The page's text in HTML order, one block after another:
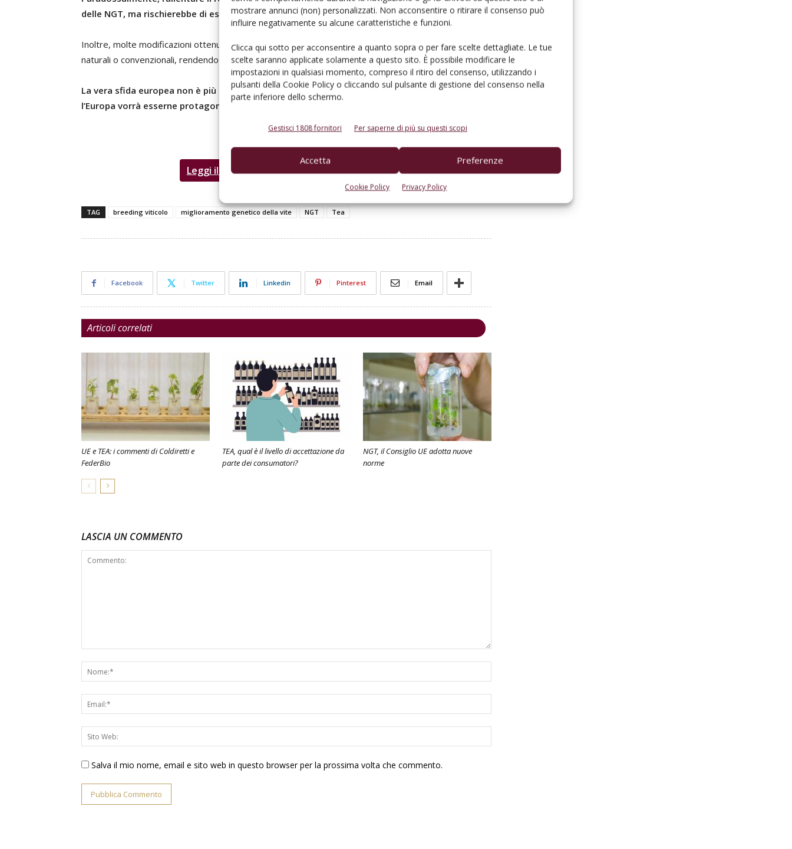
mostrare annunci (non) personalizzati. Non acconsentire o ritirare il consenso può
influire negativamente su alcune caratteristiche e funzioni.
Clicca qui sotto per acconsentire a quanto sopra o per fare scelte dettagliate. Le tue
scelte saranno applicate solamente a questo sito. È possibile modificare le
impostazioni in qualsiasi momento, compreso il ritiro del consenso, utilizzando i
pulsanti della Cookie Policy o cliccando sul pulsante di gestione del consenso nella
parte inferiore dello schermo.
Gestisci 1808 fornitori Per saperne di più su questi scopi
Accetta Preferenze
Cookie Policy Privacy Policy
delle NGT, ma rischierebbe di escludere l’Europa dalla loro governance scientifica e produttiva.
Inoltre, molte modificazioni ottenute mediantegenome editingsono indistinguibili da mutazioni
naturali o convenzionali, rendendo impossibile la loro tracciabilità analitica nei mercati internazionali.
La vera sfida europea non è più decidere se queste tecnologie verranno utilizzate, ma se
l’Europa vorrà esserne protagonista o semplice utilizzatrice passiva.
Leggi il numerooppureAbbonati alla rivista
TAG breeding viticolo miglioramento genetico della vite NGT Tea
Facebook Twitter Linkedin Pinterest Email
Articoli correlati
UE e TEA: i commenti di Coldiretti e
FederBio
TEA, qual è il livello di accettazione da
parte dei consumatori?
NGT, il Consiglio UE adotta nuove
norme
LASCIA UN COMMENTO
Salva il mio nome, email e sito web in questo browser per la prossima volta che commento.